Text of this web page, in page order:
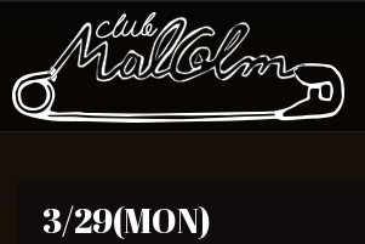
3/29(MON)